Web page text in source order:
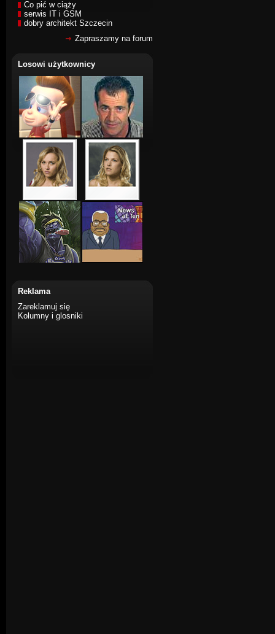
Co pić w ciąży
serwis IT i GSM
dobry architekt Szczecin
Zapraszamy na forum
Losowi użytkownicy
Reklama
Zareklamuj się
Kolumny i glosniki